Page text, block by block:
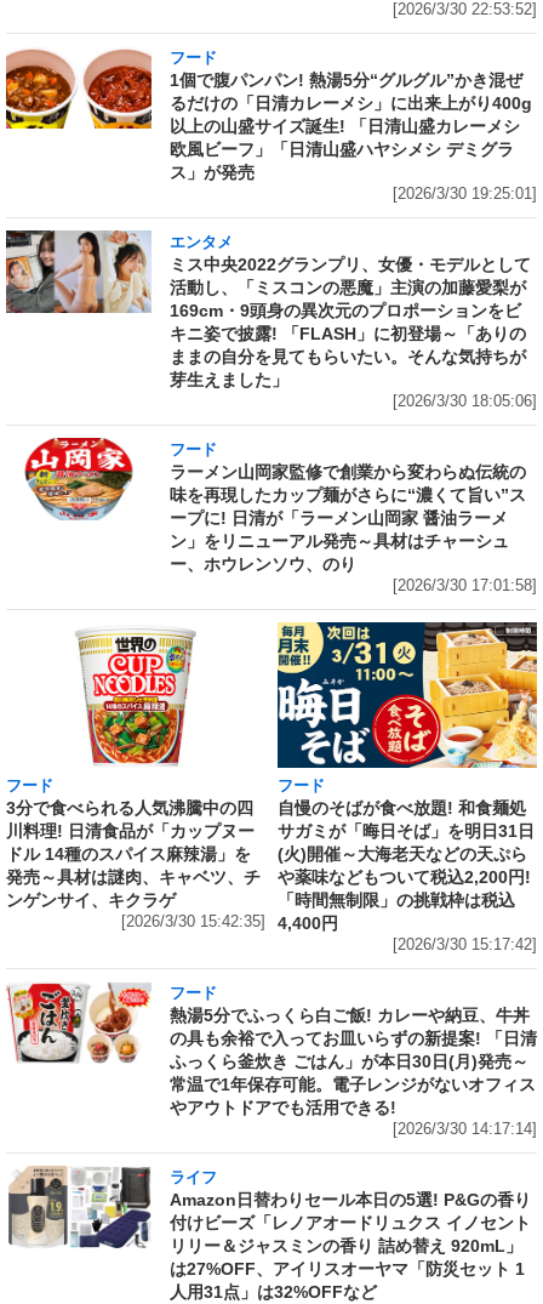
[2026/3/30 22:53:52]
フード
1個で腹パンパン! 熱湯5分“グルグル”かき混ぜ
るだけの「日清カレーメシ」に出来上がり400g
以上の山盛サイズ誕生! 「日清山盛カレーメシ
欧風ビーフ」「日清山盛ハヤシメシ デミグラ
ス」が発売
[2026/3/30 19:25:01]
エンタメ
ミス中央2022グランプリ、女優・モデルとして
活動し、「ミスコンの悪魔」主演の加藤愛梨が
169cm・9頭身の異次元のプロポーションをビ
キニ姿で披露! 「FLASH」に初登場～「ありの
ままの自分を見てもらいたい。そんな気持ちが
芽生えました」
[2026/3/30 18:05:06]
フード
ラーメン山岡家監修で創業から変わらぬ伝統の
味を再現したカップ麺がさらに“濃くて旨い”ス
ープに! 日清が「ラーメン山岡家 醤油ラーメ
ン」をリニューアル発売～具材はチャーシュ
ー、ホウレンソウ、のり
[2026/3/30 17:01:58]
フード
3分で食べられる人気沸騰中の四
川料理! 日清食品が「カップヌー
ドル 14種のスパイス麻辣湯」を
発売～具材は謎肉、キャベツ、チ
ンゲンサイ、キクラゲ
[2026/3/30 15:42:35]
フード
自慢のそばが食べ放題! 和食麺処
サガミが「晦日そば」を明日31日
(火)開催～大海老天などの天ぷら
や薬味などもついて税込2,200円!
「時間無制限」の挑戦枠は税込
4,400円
[2026/3/30 15:17:42]
フード
熱湯5分でふっくら白ご飯! カレーや納豆、牛丼
の具も余裕で入ってお皿いらずの新提案! 「日清
ふっくら釜炊き ごはん」が本日30日(月)発売～
常温で1年保存可能。電子レンジがないオフィス
やアウトドアでも活用できる!
[2026/3/30 14:17:14]
ライフ
Amazon日替わりセール本日の5選! P&Gの香り
付けビーズ「レノアオードリュクス イノセント
リリー＆ジャスミンの香り 詰め替え 920mL」
は27%OFF、アイリスオーヤマ「防災セット 1
人用31点」は32%OFFなど